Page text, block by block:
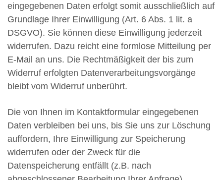
eingegebenen Daten erfolgt somit ausschließlich auf
Grundlage Ihrer Einwilligung (Art. 6 Abs. 1 lit. a
DSGVO). Sie können diese Einwilligung jederzeit
widerrufen. Dazu reicht eine formlose Mitteilung per
E-Mail an uns. Die Rechtmäßigkeit der bis zum
Widerruf erfolgten Datenverarbeitungsvorgänge
bleibt vom Widerruf unberührt.
Die von Ihnen im Kontaktformular eingegebenen
Daten verbleiben bei uns, bis Sie uns zur Löschung
auffordern, Ihre Einwilligung zur Speicherung
widerrufen oder der Zweck für die
Datenspeicherung entfällt (z.B. nach